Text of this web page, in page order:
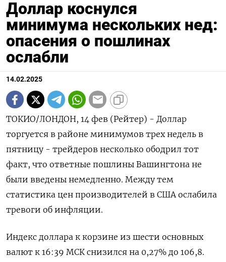
Доллар коснулся
минимума нескольких нед:
опасения о пошлинах
ослабли
14.02.2025
ТОКИО/ЛОНДОН, 14 фев (Рейтер) - Доллар
торгуется в районе минимумов трех недель в
пятницу - трейдеров несколько ободрил тот
факт, что ответные пошлины Вашингтона не
были введены немедленно. Между тем
статистика цен производителей в США ослабила
тревоги об инфляции.
Индекс доллара к корзине из шести основных
валют к 16:39 МСК снизился на 0,27% до 106,8​.